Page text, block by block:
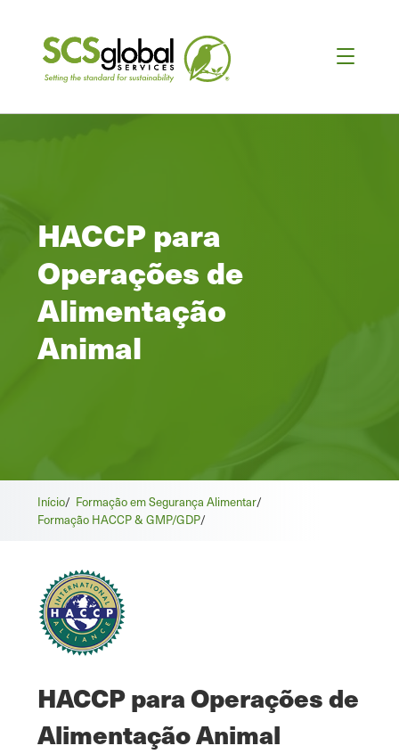
HACCP para
Operações de
Alimentação
Animal
Início/ Formação em Segurança Alimentar/
Formação HACCP & GMP/GDP/
HACCP para Operações de
Alimentação Animal